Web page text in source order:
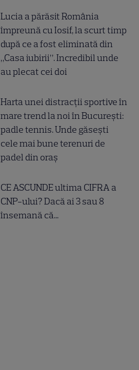
Lucia a părăsit România
împreună cu Iosif, la scurt timp
după ce a fost eliminată din
„Casa iubirii”. Incredibil unde
au plecat cei doi
Harta unei distracții sportive în
mare trend la noi în București:
padle tennis. Unde găsești
cele mai bune terenuri de
padel din oraș
CE ASCUNDE ultima CIFRA a
CNP-ului? Dacă ai 3 sau 8
însemană că...